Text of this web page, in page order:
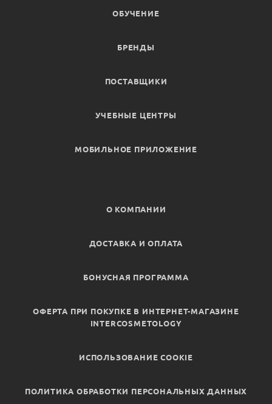
ОБУЧЕНИЕ
БРЕНДЫ
ПОСТАВЩИКИ
УЧЕБНЫЕ ЦЕНТРЫ
МОБИЛЬНОЕ ПРИЛОЖЕНИЕ
О КОМПАНИИ
ДОСТАВКА И ОПЛАТА
БОНУСНАЯ ПРОГРАММА
ОФЕРТА ПРИ ПОКУПКЕ В ИНТЕРНЕТ-МАГАЗИНЕ
INTERCOSMETOLOGY
ИСПОЛЬЗОВАНИЕ COOKIE
ПОЛИТИКА ОБРАБОТКИ ПЕРСОНАЛЬНЫХ ДАННЫХ